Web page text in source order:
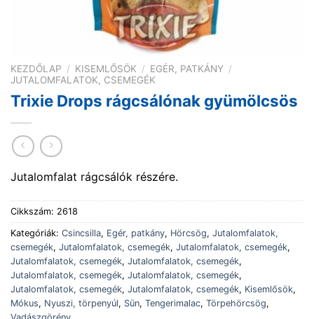
KEZDŐLAP / KISEMLŐSÖK / EGÉR, PATKÁNY /
JUTALOMFALATOK, CSEMEGÉK
Trixie Drops rágcsálónak gyümölcsös
Jutalomfalat rágcsálók részére.
Cikkszám: 2618
Kategóriák: Csincsilla, Egér, patkány, Hörcsög, Jutalomfalatok,
csemegék, Jutalomfalatok, csemegék, Jutalomfalatok, csemegék,
Jutalomfalatok, csemegék, Jutalomfalatok, csemegék,
Jutalomfalatok, csemegék, Jutalomfalatok, csemegék,
Jutalomfalatok, csemegék, Jutalomfalatok, csemegék, Kisemlősök,
Mókus, Nyuszi, törpenyúl, Sün, Tengerimalac, Törpehörcsög,